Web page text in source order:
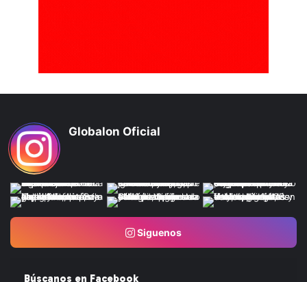
Globalon Oficial
Siguenos
Búscanos en Facebook